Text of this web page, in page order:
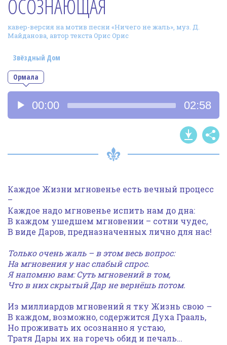
Фотогалерея
In English
Видео
Ииссиидиология
Номера песен
ОСОЗНАЮЩАЯ
кавер-версия на мотив песни «Ничего не жаль», муз. Д.
Майданова, автор текста Орис Орис
Ормала
Звёздный Дом
Аудиоплеер
00:00 02:58
Каждое Жизни мгновенье есть вечный процесс
–
Каждое надо мгновенье испить нам до дна:
В каждом ушедшем мгновении – сотни чудес,
В виде Даров, предназначенных лично для нас!
Только очень жаль – в этом весь вопрос:
На мгновения у нас слабый спрос.
Я напомню вам: Суть мгновений в том,
Что в них скрытый Дар не вернёшь потом.
Из миллиардов мгновений я тку Жизнь свою –
В каждом, возможно, содержится Духа Грааль,
Но проживать их осознанно я устаю,
Тратя Дары их на горечь обид и печаль…